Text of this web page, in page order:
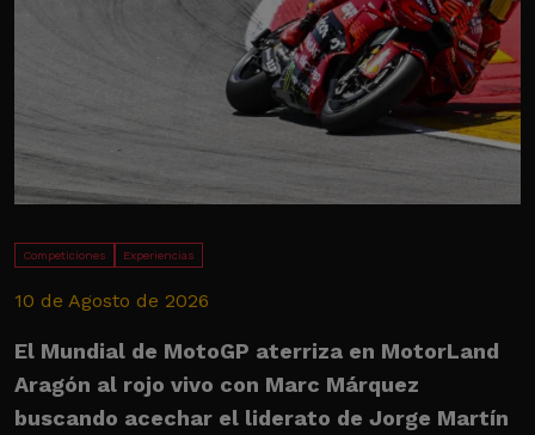
Competiciones Experiencias
10 de Agosto de 2026
El Mundial de MotoGP aterriza en MotorLand
Aragón al rojo vivo con Marc Márquez
buscando acechar el liderato de Jorge Martín